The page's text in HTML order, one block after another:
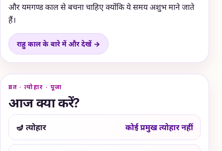
और यमगण्ड काल से बचना चाहिए क्योंकि ये समय अशुभ माने जाते
हैं।
राहु काल के बारे में और देखें →
व्रत · त्योहार · पूजा
आज क्या करें?
🪔 त्योहार कोई प्रमुख त्योहार नहीं